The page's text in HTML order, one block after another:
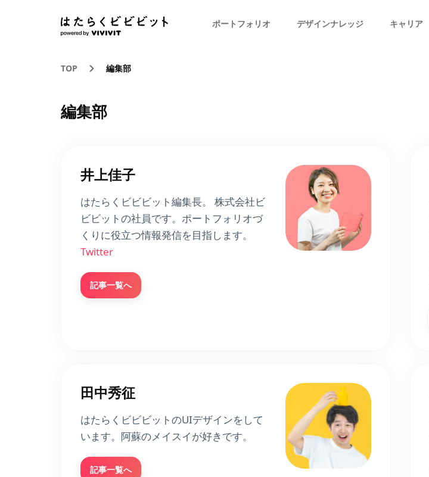
ポートフォリオ デザインナレッジ キャリア
TOP 編集部
編集部
井上佳子
はたらくビビビット編集長。 株式会社ビ
ビビットの社員です。ポートフォリオづ
くりに役立つ情報発信を目指します。
Twitter
記事一覧へ
田中秀征
はたらくビビビットのUIデザインをして
います。阿蘇のメイスイが好きです。
記事一覧へ